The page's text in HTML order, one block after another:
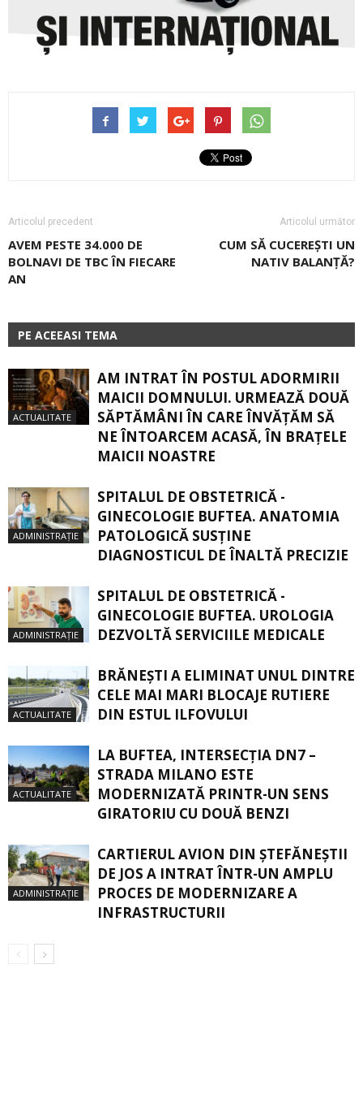
Articolul precedent
AVEM PESTE 34.000 DE
BOLNAVI DE TBC ÎN FIECARE
AN
Articolul următor
CUM SĂ CUCEREȘTI UN
NATIV BALANŢĂ?
PE ACEEASI TEMA
ACTUALITATE
AM INTRAT ÎN POSTUL ADORMIRII
MAICII DOMNULUI. URMEAZĂ DOUĂ
SĂPTĂMÂNI ÎN CARE ÎNVĂŢĂM SĂ
NE ÎNTOARCEM ACASĂ, ÎN BRAŢELE
MAICII NOASTRE
ADMINISTRAȚIE
SPITALUL DE OBSTETRICĂ -
GINECOLOGIE BUFTEA. ANATOMIA
PATOLOGICĂ SUSŢINE
DIAGNOSTICUL DE ÎNALTĂ PRECIZIE
ADMINISTRAȚIE
SPITALUL DE OBSTETRICĂ -
GINECOLOGIE BUFTEA. UROLOGIA
DEZVOLTĂ SERVICIILE MEDICALE
ACTUALITATE
BRĂNEȘTI A ELIMINAT UNUL DINTRE
CELE MAI MARI BLOCAJE RUTIERE
DIN ESTUL ILFOVULUI
ACTUALITATE
LA BUFTEA, INTERSECŢIA DN7 –
STRADA MILANO ESTE
MODERNIZATĂ PRINTR-UN SENS
GIRATORIU CU DOUĂ BENZI
ADMINISTRAȚIE
CARTIERUL AVION DIN ŞTEFĂNEŞTII
DE JOS A INTRAT ÎNTR-UN AMPLU
PROCES DE MODERNIZARE A
INFRASTRUCTURII